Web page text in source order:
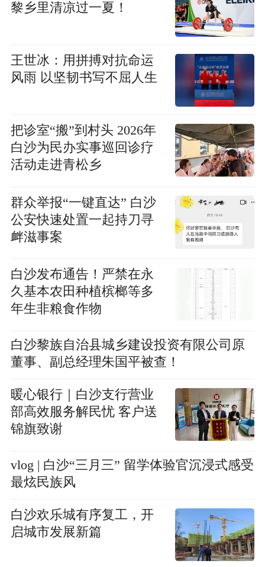
黎乡里清凉过一夏！
王世冰：用拼搏对抗命运
风雨 以坚韧书写不屈人生
把诊室“搬”到村头 2026年
白沙为民办实事巡回诊疗
活动走进青松乡
群众举报“一键直达” 白沙
公安快速处置一起持刀寻
衅滋事案
白沙发布通告！严禁在永
久基本农田种植槟榔等多
年生非粮食作物
白沙黎族自治县城乡建设投资有限公司原
董事、副总经理朱国平被查！
暖心银行｜白沙支行营业
部高效服务解民忧 客户送
锦旗致谢
vlog | 白沙“三月三” 留学体验官沉浸式感受
最炫民族风
白沙欢乐城有序复工，开
启城市发展新篇